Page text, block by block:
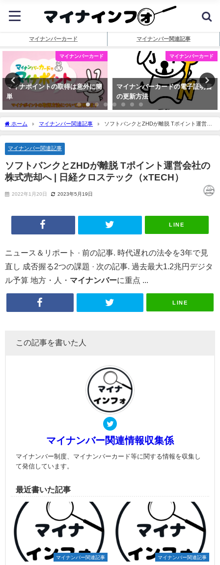
マイナンバーカード マイナンバー関連記事
マイナンバーカード
マイナポイントの取得は意外に簡
単
マイナンバーカード
マイナンバーカードの電子証明書
の更新方法
ホーム マイナンバー関連記事
ソフトバンクとZHDが離脱 Tポイント運営会
社の株式売却へ | 日経クロステック（xTECH）
マイナンバー関連記事
ソフトバンクとZHDが離脱 Tポイント運営会社の
株式売却へ | 日経クロステック（xTECH）
2022年1月20日 2023年5月19日
LINE
ニュース＆リポート · 前の記事. 時代遅れの法令を3年で見
直し 成否握る2つの課題 · 次の記事. 過去最大1.2兆円デジタ
ル予算 地方・人・ マイナンバーに重点 ...
LINE
この記事を書いた人
マイナンバー関連情報収集係
マイナンバー制度、マイナンバーカード等に関する情報を収集し
て発信しています。
最近書いた記事
マイナンバー関連記事 マイナンバー関連記事